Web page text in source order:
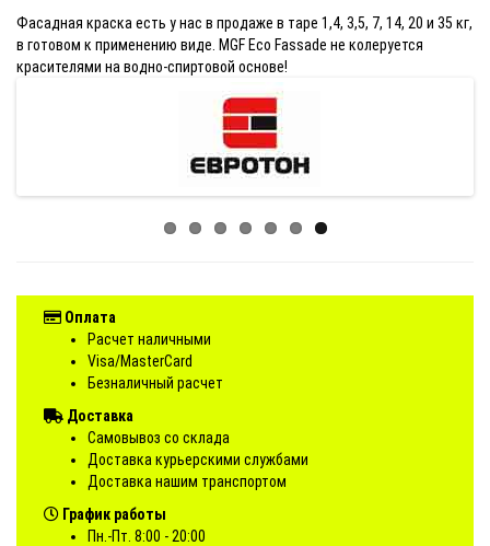
Фасадная краска есть у нас в продаже в таре 1,4, 3,5, 7, 14, 20 и 35 кг,
в готовом к применению виде. MGF Eco Fassade не колеруется
красителями на водно-спиртовой основе!
Оплата
Расчет наличными
Visa/MasterCard
Безналичный расчет
Доставка
Самовывоз со склада
Доставка курьерскими службами
Доставка нашим транспортом
График работы
Пн.-Пт. 8:00 - 20:00